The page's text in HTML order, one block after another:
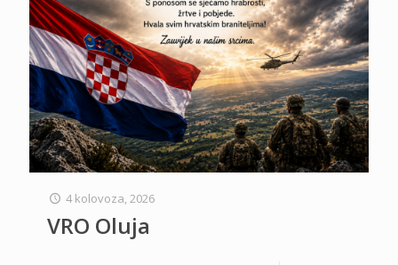
4 kolovoza, 2026
VRO Oluja